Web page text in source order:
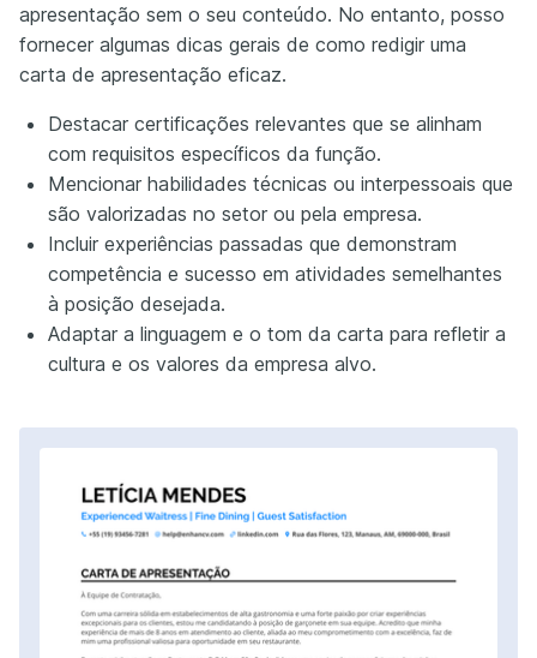
apresentação sem o seu conteúdo. No entanto, posso
fornecer algumas dicas gerais de como redigir uma
carta de apresentação eficaz.
Destacar certificações relevantes que se alinham
com requisitos específicos da função.
Mencionar habilidades técnicas ou interpessoais que
são valorizadas no setor ou pela empresa.
Incluir experiências passadas que demonstram
competência e sucesso em atividades semelhantes
à posição desejada.
Adaptar a linguagem e o tom da carta para refletir a
cultura e os valores da empresa alvo.